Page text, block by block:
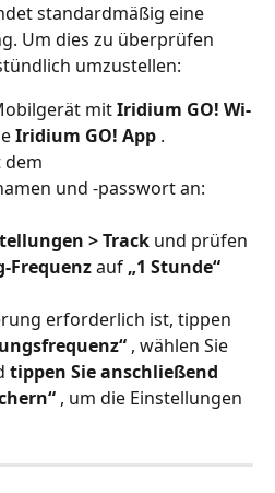
standardmäßig eine
Um dies zu überprüfen
umzustellen:
mit Iridium GO! Wi-
Iridium GO! App .
dem
und -passwort an:
> Track und prüfen
Frequenz auf „1 Stunde“
erforderlich ist, tippen
, wählen Sie
tippen Sie anschließend
, um die Einstellungen